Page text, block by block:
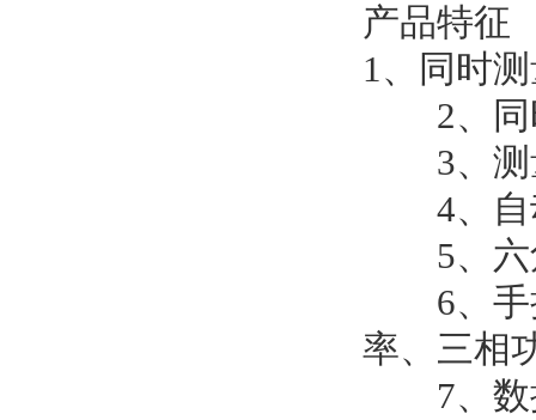
产品特征
1、同时
2、同时
3、测
4、自动
5、六
6、手持
率、三相
7、数